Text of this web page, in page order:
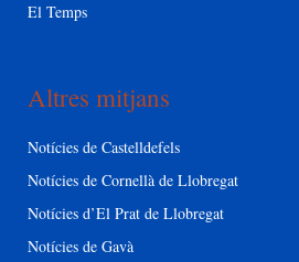
El Temps
Altres mitjans
Notícies de Castelldefels
Notícies de Cornellà de Llobregat
Notícies d’El Prat de Llobregat
Notícies de Gavà